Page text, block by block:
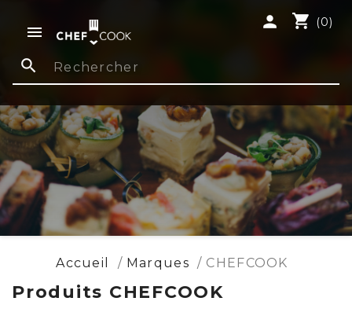

shopping_cart (0)
person
search
Accueil Marques CHEFCOOK
Produits CHEFCOOK